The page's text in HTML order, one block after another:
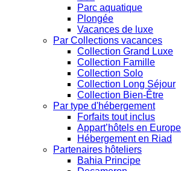
Parc aquatique
Plongée
Vacances de luxe
Par Collections vacances
Collection Grand Luxe
Collection Famille
Collection Solo
Collection Long Séjour
Collection Bien-Être
Par type d'hébergement
Forfaits tout inclus
Appart’hôtels en Europe
Hébergement en Riad
Partenaires hôteliers
Bahia Principe